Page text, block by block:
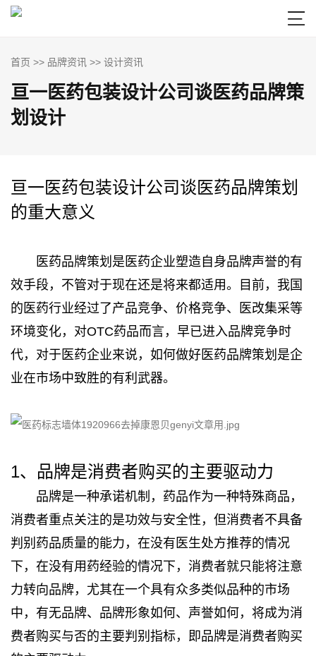

首页 >> 品牌资讯 >> 设计资讯
亘一医药包装设计公司谈医药品牌策
划设计
亘一医药包装设计公司谈医药品牌策划
的重大意义
医药品牌策划是医药企业塑造自身品牌声誉的有
效手段，不管对于现在还是将来都适用。目前，我国
的医药行业经过了产品竞争、价格竞争、医改集采等
环境变化，对OTC药品而言，早已进入品牌竞争时
代，对于医药企业来说，如何做好医药品牌策划是企
业在市场中致胜的有利武器。
1、品牌是消费者购买的主要驱动力
品牌是一种承诺机制，药品作为一种特殊商品，
消费者重点关注的是功效与安全性，但消费者不具备
判别药品质量的能力，在没有医生处方推荐的情况
下，在没有用药经验的情况下，消费者就只能将注意
力转向品牌，尤其在一个具有众多类似品种的市场
中，有无品牌、品牌形象如何、声誉如何，将成为消
费者购买与否的主要判别指标，即品牌是消费者购买